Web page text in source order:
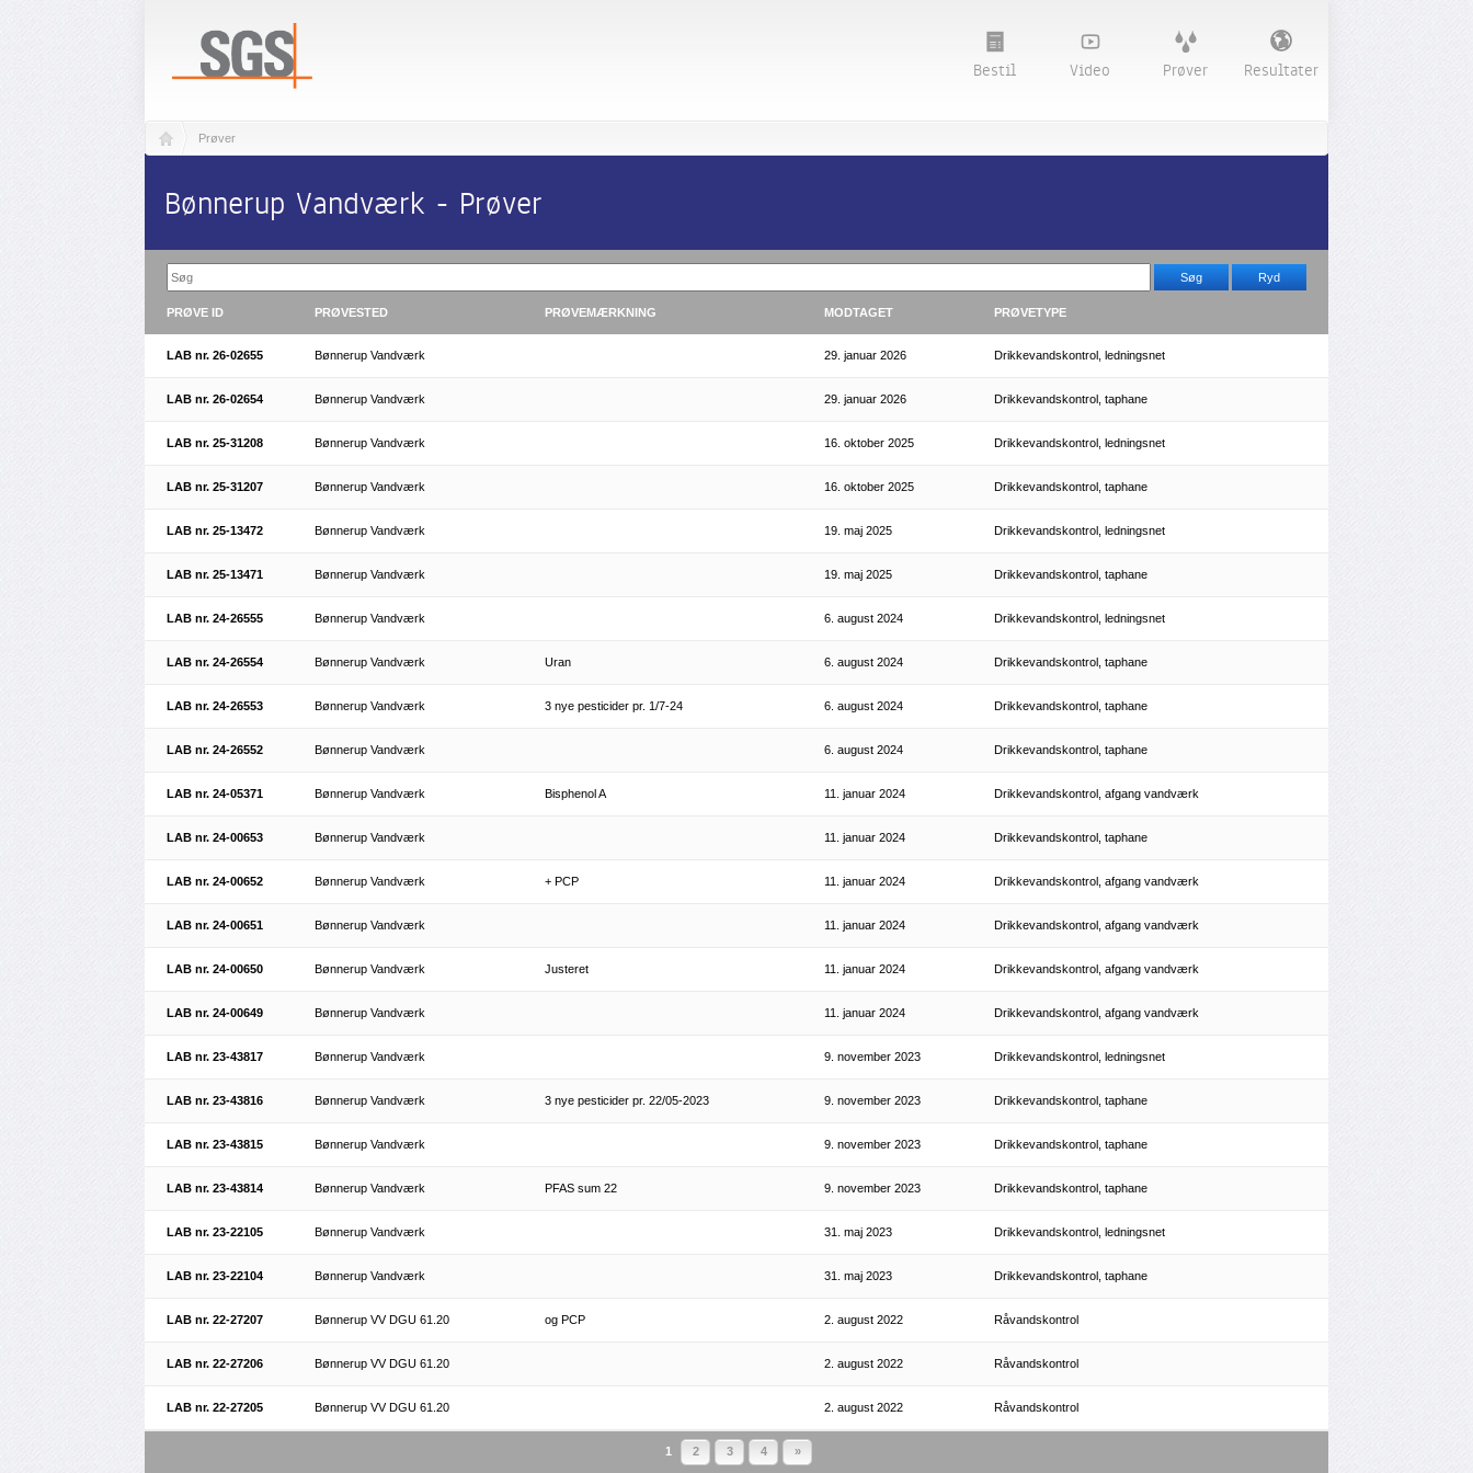
Bestil Video Prøver Resultater
Prøver
Bønnerup Vandværk - Prøver
PRØVE ID PRØVESTED PRØVEMÆRKNING MODTAGET PRØVETYPE
LAB nr. 26-02655 Bønnerup Vandværk 29. januar 2026 Drikkevandskontrol, ledningsnet
LAB nr. 26-02654 Bønnerup Vandværk 29. januar 2026 Drikkevandskontrol, taphane
LAB nr. 25-31208 Bønnerup Vandværk 16. oktober 2025 Drikkevandskontrol, ledningsnet
LAB nr. 25-31207 Bønnerup Vandværk 16. oktober 2025 Drikkevandskontrol, taphane
LAB nr. 25-13472 Bønnerup Vandværk 19. maj 2025 Drikkevandskontrol, ledningsnet
LAB nr. 25-13471 Bønnerup Vandværk 19. maj 2025 Drikkevandskontrol, taphane
LAB nr. 24-26555 Bønnerup Vandværk 6. august 2024 Drikkevandskontrol, ledningsnet
LAB nr. 24-26554 Bønnerup Vandværk Uran 6. august 2024 Drikkevandskontrol, taphane
LAB nr. 24-26553 Bønnerup Vandværk 3 nye pesticider pr. 1/7-24 6. august 2024 Drikkevandskontrol, taphane
LAB nr. 24-26552 Bønnerup Vandværk 6. august 2024 Drikkevandskontrol, taphane
LAB nr. 24-05371 Bønnerup Vandværk Bisphenol A 11. januar 2024 Drikkevandskontrol, afgang vandværk
LAB nr. 24-00653 Bønnerup Vandværk 11. januar 2024 Drikkevandskontrol, taphane
LAB nr. 24-00652 Bønnerup Vandværk + PCP 11. januar 2024 Drikkevandskontrol, afgang vandværk
LAB nr. 24-00651 Bønnerup Vandværk 11. januar 2024 Drikkevandskontrol, afgang vandværk
LAB nr. 24-00650 Bønnerup Vandværk Justeret 11. januar 2024 Drikkevandskontrol, afgang vandværk
LAB nr. 24-00649 Bønnerup Vandværk 11. januar 2024 Drikkevandskontrol, afgang vandværk
LAB nr. 23-43817 Bønnerup Vandværk 9. november 2023 Drikkevandskontrol, ledningsnet
LAB nr. 23-43816 Bønnerup Vandværk 3 nye pesticider pr. 22/05-2023 9. november 2023 Drikkevandskontrol, taphane
LAB nr. 23-43815 Bønnerup Vandværk 9. november 2023 Drikkevandskontrol, taphane
LAB nr. 23-43814 Bønnerup Vandværk PFAS sum 22 9. november 2023 Drikkevandskontrol, taphane
LAB nr. 23-22105 Bønnerup Vandværk 31. maj 2023 Drikkevandskontrol, ledningsnet
LAB nr. 23-22104 Bønnerup Vandværk 31. maj 2023 Drikkevandskontrol, taphane
LAB nr. 22-27207 Bønnerup VV DGU 61.20 og PCP 2. august 2022 Råvandskontrol
LAB nr. 22-27206 Bønnerup VV DGU 61.20 2. august 2022 Råvandskontrol
LAB nr. 22-27205 Bønnerup VV DGU 61.20 2. august 2022 Råvandskontrol
1 2 3 4 »